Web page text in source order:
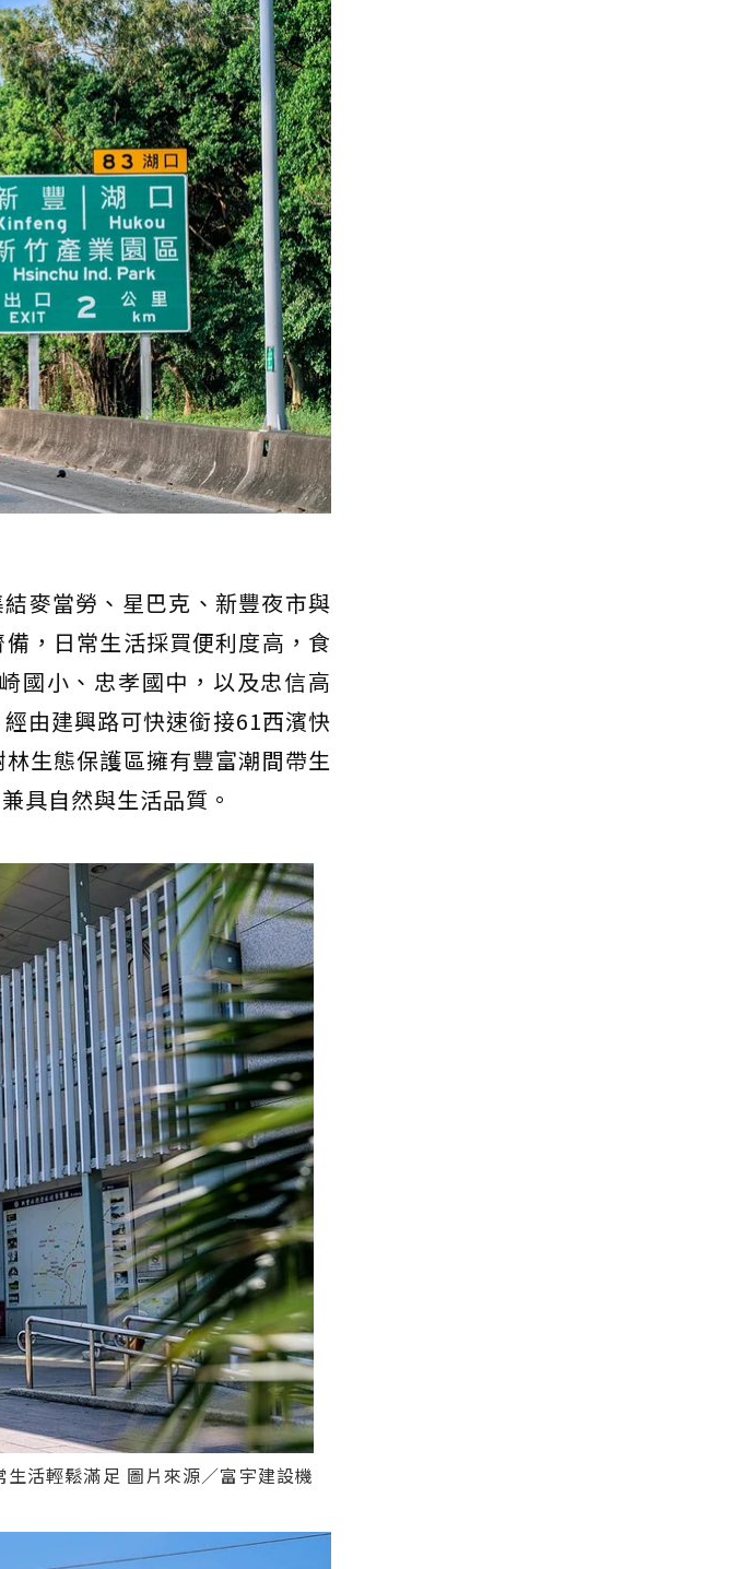
麥當勞、星巴克、新豐夜市與
，日常生活採買便利度高，食
國小、忠孝國中，以及忠信高
由建興路可快速銜接61西濱快
生態保護區擁有豐富潮間帶生
具自然與生活品質。
活輕鬆滿足 圖片來源／富宇建設機